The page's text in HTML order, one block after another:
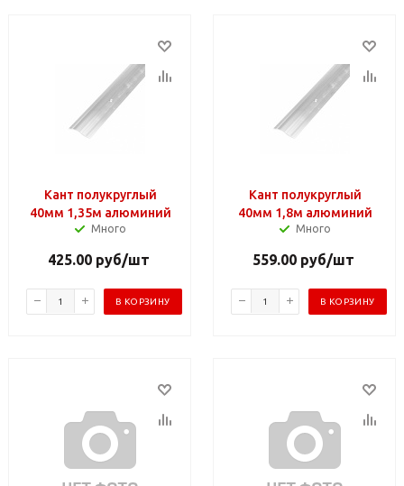
Кант полукруглый
40мм 1,35м алюминий
Много
425.00руб/шт
В КОРЗИНУ
Кант полукруглый
40мм 1,8м алюминий
Много
559.00руб/шт
В КОРЗИНУ